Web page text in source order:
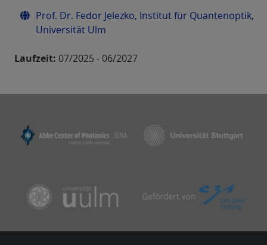
Prof. Dr. Fedor Jelezko, Institut für Quantenoptik,
Universität Ulm
Laufzeit: 07/2025 - 06/2027